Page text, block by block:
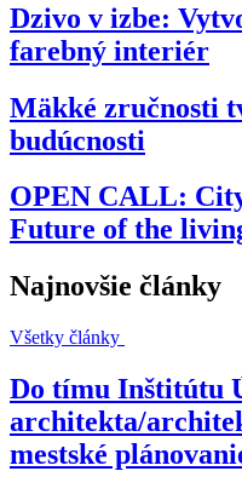
Dzivo v izbe:
farebný interiér
Mäkké zručnosti
budúcnosti
OPEN CALL:
Future of the
Najnovšie články
Všetky články
Do tímu Inštitútu
architekta/
mestské